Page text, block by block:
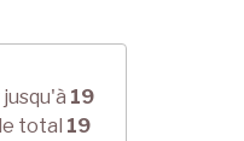
19
total 19